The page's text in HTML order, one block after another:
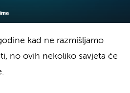
kad ne razmišljamo
no ovih nekoliko savjeta će